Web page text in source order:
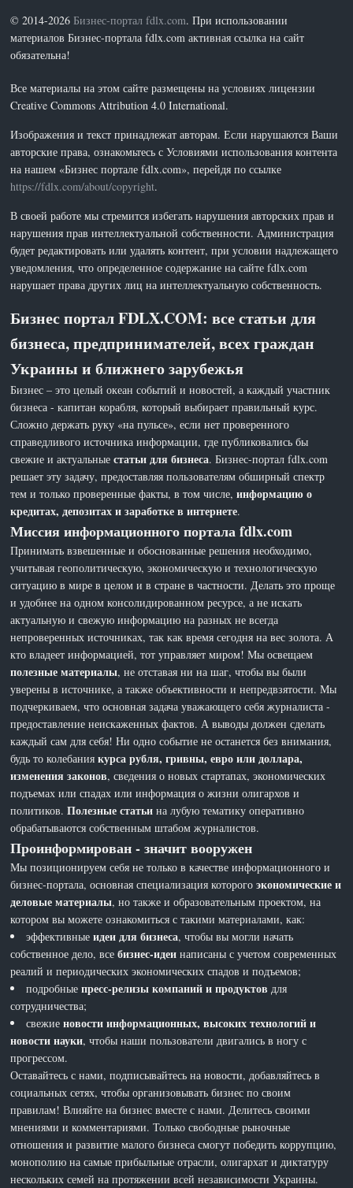
© 2014-2026Бизнес-портал fdlx.com. При использовании
материалов Бизнес-портала fdlx.com активная ссылка на сайт
обязательна!
Все материалы на этом сайте размещены на условиях лицензии
Creative Commons Attribution 4.0 International.
Изображения и текст принадлежат авторам. Если нарушаются Ваши
авторские права, ознакомьтесь с Условиями использования контента
на нашем «Бизнес портале fdlx.com», перейдя по ссылке
https://fdlx.com/about/copyright.
В своей работе мы стремится избегать нарушения авторских прав и
нарушения прав интеллектуальной собственности. Администрация
будет редактировать или удалять контент, при условии надлежащего
уведомления, что определенное содержание на сайте fdlx.com
нарушает права других лиц на интеллектуальную собственность.
Бизнес портал FDLX.COM: все статьи для
бизнеса, предпринимателей, всех граждан
Украины и ближнего зарубежья
Бизнес – это целый океан событий и новостей, а каждый участник
бизнеса - капитан корабля, который выбирает правильный курс.
Сложно держать руку «на пульсе», если нет проверенного
справедливого источника информации, где публиковались бы
свежие и актуальныестатьи для бизнеса. Бизнес-портал fdlx.com
решает эту задачу, предоставляя пользователям обширный спектр
тем и только проверенные факты, в том числе,информацию о
кредитах, депозитах и заработке в интернете.
Миссия информационного портала fdlx.com
Принимать взвешенные и обоснованные решения необходимо,
учитывая геополитическую, экономическую и технологическую
ситуацию в мире в целом и в стране в частности. Делать это проще
и удобнее на одном консолидированном ресурсе, а не искать
актуальную и свежую информацию на разных не всегда
непроверенных источниках, так как время сегодня на вес золота. А
кто владеет информацией, тот управляет миром! Мы освещаем
полезные материалы, не отставая ни на шаг, чтобы вы были
уверены в источнике, а также объективности и непредвзятости. Мы
подчеркиваем, что основная задача уважающего себя журналиста -
предоставление неискаженных фактов. А выводы должен сделать
каждый сам для себя! Ни одно событие не останется без внимания,
будь то колебаниякурса рубля, гривны, евро или доллара,
изменения законов, сведения о новых стартапах, экономических
подъемах или спадах или информация о жизни олигархов и
политиков.Полезные статьи на лубую тематику оперативно
обрабатываются собственным штабом журналистов.
Проинформирован - значит вооружен
Мы позиционируем себя не только в качестве информационного и
бизнес-портала, основная специализация которогоэкономические и
деловые материалы, но также и образовательным проектом, на
котором вы можете ознакомиться с такими материалами, как:
эффективныеидеи для бизнеса, чтобы вы могли начать
собственное дело, всебизнес-идеи написаны с учетом современных
реалий и периодических экономических спадов и подъемов;
подробныепресс-релизы компаний и продуктов для
сотрудничества;
свежиеновости информационных, высоких технологий и
новости науки, чтобы наши пользователи двигались в ногу с
прогрессом.
Оставайтесь с нами, подписывайтесь на новости, добавляйтесь в
социальных сетях, чтобы организовывать бизнес по своим
правилам! Влияйте на бизнес вместе с нами. Делитесь своими
мнениями и комментариями. Только свободные рыночные
отношения и развитие малого бизнеса смогут победить коррупцию,
монополию на самые прибыльные отрасли, олигархат и диктатуру
нескольких семей на протяжении всей независимости Украины.